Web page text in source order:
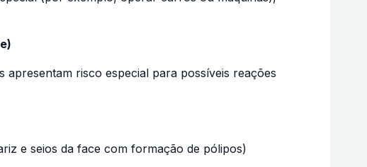
apresentam risco especial para possíveis reações
e seios da face com formação de pólipos)